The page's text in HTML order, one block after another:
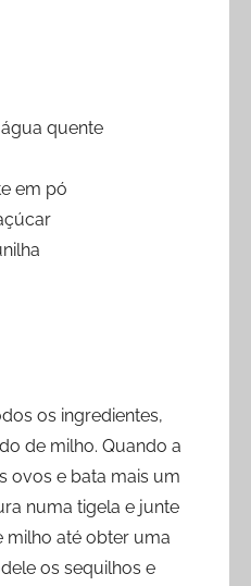
quente
em pó
os ingredientes,
de milho. Quando a
ovos e bata mais um
numa tigela e junte
milho até obter uma
os sequilhos e